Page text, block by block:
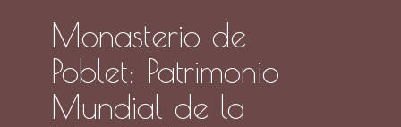
Monasterio de
Poblet: Patrimonio
Mundial de la